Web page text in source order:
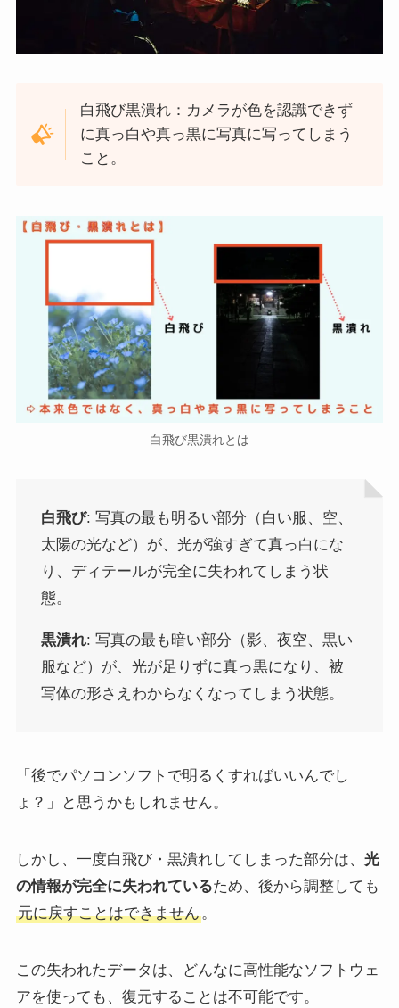
白飛び黒潰れ：カメラが色を認識できず
に真っ白や真っ黒に写真に写ってしまう
こと。
白飛び黒潰れとは
白飛び: 写真の最も明るい部分（白い服、空、
太陽の光など）が、光が強すぎて真っ白にな
り、ディテールが完全に失われてしまう状
態。
黒潰れ: 写真の最も暗い部分（影、夜空、黒い
服など）が、光が足りずに真っ黒になり、被
写体の形さえわからなくなってしまう状態。
「後でパソコンソフトで明るくすればいいんでし
ょ？」と思うかもしれません。
しかし、一度白飛び・黒潰れしてしまった部分は、 光
の情報が完全に失われているため、後から調整しても
元に戻すことはできません。
この失われたデータは、どんなに高性能なソフトウェ
アを使っても、復元することは不可能です。